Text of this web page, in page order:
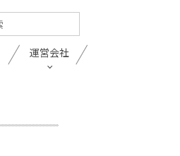
運営会社